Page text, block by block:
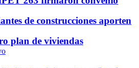
de construcciones aporten
plan de viviendas